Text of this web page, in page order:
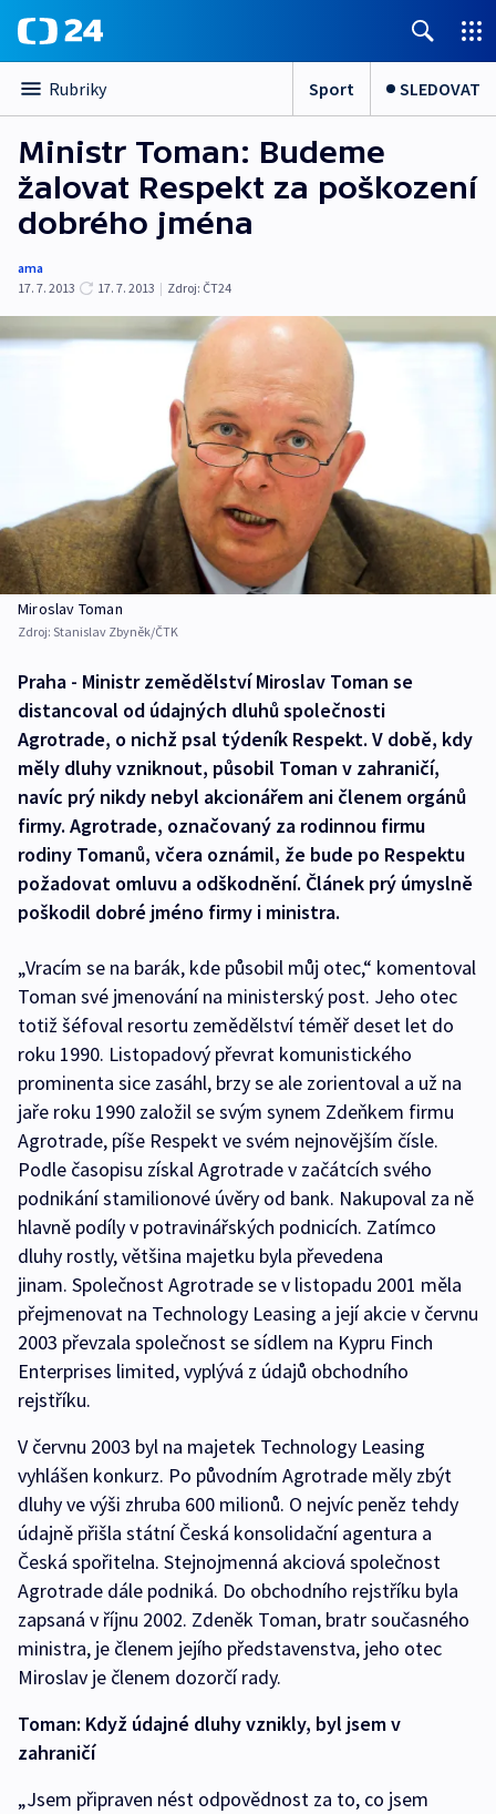
Rubriky Sport SLEDOVAT
Ministr Toman: Budeme
žalovat Respekt za poškození
dobrého jména
ama
17. 7. 2013
17. 7. 2013 | Zdroj: ČT24
Miroslav Toman
Zdroj: Stanislav Zbyněk/ČTK
Praha - Ministr zemědělství Miroslav Toman se
distancoval od údajných dluhů společnosti
Agrotrade, o nichž psal týdeník Respekt. V době, kdy
měly dluhy vzniknout, působil Toman v zahraničí,
navíc prý nikdy nebyl akcionářem ani členem orgánů
firmy. Agrotrade, označovaný za rodinnou firmu
rodiny Tomanů, včera oznámil, že bude po Respektu
požadovat omluvu a odškodnění. Článek prý úmyslně
poškodil dobré jméno firmy i ministra.
„Vracím se na barák, kde působil můj otec,“ komentoval
Toman své jmenování na ministerský post. Jeho otec
totiž šéfoval resortu zemědělství téměř deset let do
roku 1990. Listopadový převrat komunistického
prominenta sice zasáhl, brzy se ale zorientoval a už na
jaře roku 1990 založil se svým synem Zdeňkem firmu
Agrotrade, píše Respekt ve svém nejnovějším čísle.
Podle časopisu získal Agrotrade v začátcích svého
podnikání stamilionové úvěry od bank. Nakupoval za ně
hlavně podíly v potravinářských podnicích. Zatímco
dluhy rostly, většina majetku byla převedena
jinam. Společnost Agrotrade se v listopadu 2001 měla
přejmenovat na Technology Leasing a její akcie v červnu
2003 převzala společnost se sídlem na Kypru Finch
Enterprises limited, vyplývá z údajů obchodního
rejstříku.
V červnu 2003 byl na majetek Technology Leasing
vyhlášen konkurz. Po původním Agrotrade měly zbýt
dluhy ve výši zhruba 600 milionů. O nejvíc peněz tehdy
údajně přišla státní Česká konsolidační agentura a
Česká spořitelna. Stejnojmenná akciová společnost
Agrotrade dále podniká. Do obchodního rejstříku byla
zapsaná v říjnu 2002. Zdeněk Toman, bratr současného
ministra, je členem jejího představenstva, jeho otec
Miroslav je členem dozorčí rady.
Toman: Když údajné dluhy vznikly, byl jsem v
zahraničí
„Jsem připraven nést odpovědnost za to, co jsem